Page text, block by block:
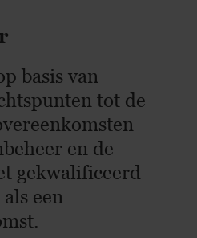
basis van
tot de
en de
gekwalificeerd
een